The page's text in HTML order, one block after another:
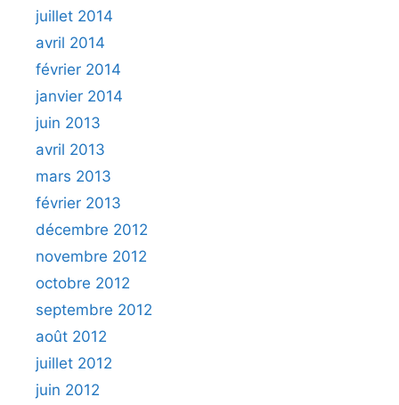
juillet 2014
avril 2014
février 2014
janvier 2014
juin 2013
avril 2013
mars 2013
février 2013
décembre 2012
novembre 2012
octobre 2012
septembre 2012
août 2012
juillet 2012
juin 2012